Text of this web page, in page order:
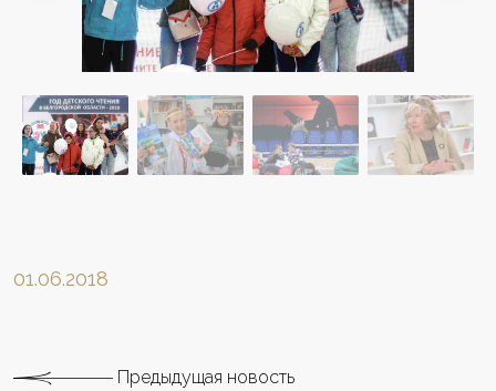
01.06.2018
Предыдущая новость